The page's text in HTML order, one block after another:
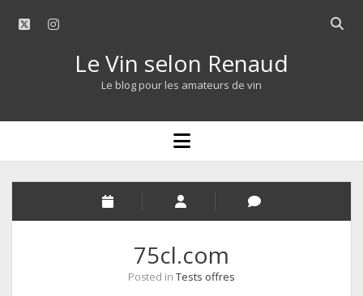
twitterinstagram
Open
Le Vin selon Renaud
Le blog pour les amateurs de vin
open
menu
75cl.com
Posted in Tests offres